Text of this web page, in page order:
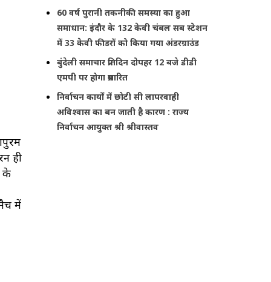
ही
के
में
60 वर्ष पुरानी तकनीकी समस्या का हुआ
समाधान: इंदौर के 132 केवी चंबल सब स्टेशन
में 33 केवी फीडरों को किया गया अंडरग्राउंड
बुंदेली समाचार प्रतिदिन दोपहर 12 बजे डीडी
एमपी पर होगा प्रसारित
निर्वाचन कार्यों में छोटी सी लापरवाही
अविश्वास का बन जाती है कारण : राज्य
निर्वाचन आयुक्त श्री श्रीवास्तव